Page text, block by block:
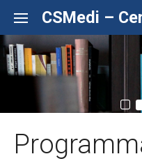
CSMedi –